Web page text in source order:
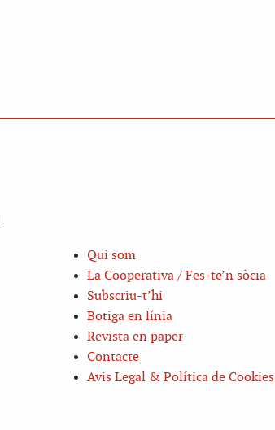
Qui som
La Cooperativa / Fes-te’n sòcia
Subscriu-t’hi
Botiga en línia
Revista en paper
Contacte
Avis Legal & Política de Cookies